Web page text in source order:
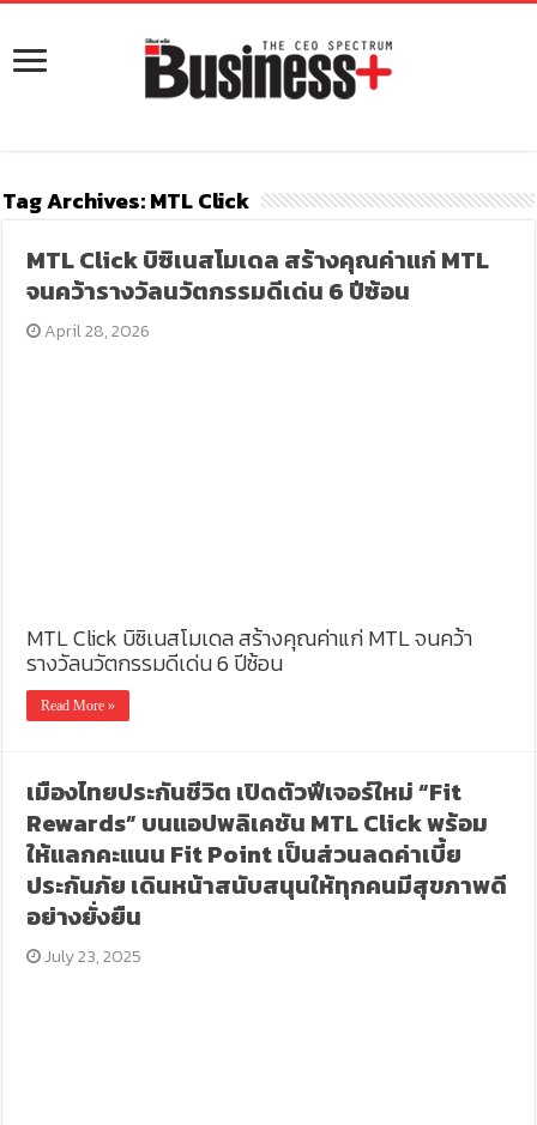
Tag Archives:MTL Click
MTL Click บิซิเนสโมเดล สร้างคุณค่าแก่ MTL
จนคว้ารางวัลนวัตกรรมดีเด่น 6 ปีซ้อน
April 28, 2026
MTL Click บิซิเนสโมเดล สร้างคุณค่าแก่ MTL จนคว้า
รางวัลนวัตกรรมดีเด่น 6 ปีซ้อน
Read More »
เมืองไทยประกันชีวิต เปิดตัวฟีเจอร์ใหม่ “Fit
Rewards” บนแอปพลิเคชัน MTL Click พร้อม
ให้แลกคะแนน Fit Point เป็นส่วนลดค่าเบี้ย
ประกันภัย เดินหน้าสนับสนุนให้ทุกคนมีสุขภาพดี
อย่างยั่งยืน
July 23, 2025